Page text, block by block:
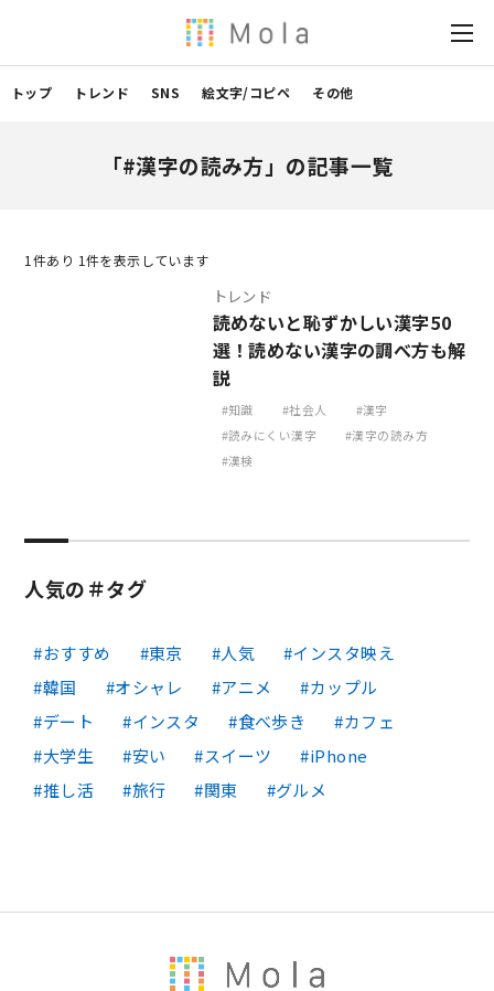
トップ トレンド SNS 絵文字/コピペ その他
「#漢字の読み方」の記事一覧
1 件あり 1件を表示しています
トレンド
読めないと恥ずかしい漢字50
選！読めない漢字の調べ方も解
説
知識 社会人
漢字
読みにくい漢字
漢字の読み方
漢検
人気の＃タグ
おすすめ 東京 人気
インスタ映え
韓国
オシャレ アニメ
カップル
デート
インスタ 食べ歩き
カフェ
大学生
安い スイーツ
iPhone
推し活
旅行 関東 グルメ